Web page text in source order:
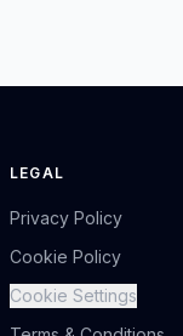
LEGAL
Privacy Policy
Cookie Policy
Cookie Settings